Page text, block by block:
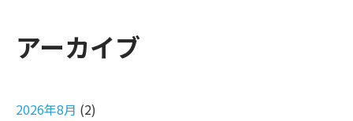
アーカイブ
2026年8月 (2)